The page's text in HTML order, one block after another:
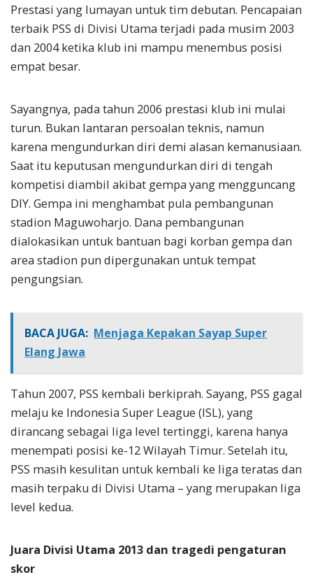
Prestasi yang lumayan untuk tim debutan. Pencapaian
terbaik PSS di Divisi Utama terjadi pada musim 2003
dan 2004 ketika klub ini mampu menembus posisi
empat besar.
Sayangnya, pada tahun 2006 prestasi klub ini mulai
turun. Bukan lantaran persoalan teknis, namun
karena mengundurkan diri demi alasan kemanusiaan.
Saat itu keputusan mengundurkan diri di tengah
kompetisi diambil akibat gempa yang mengguncang
DIY. Gempa ini menghambat pula pembangunan
stadion Maguwoharjo. Dana pembangunan
dialokasikan untuk bantuan bagi korban gempa dan
area stadion pun dipergunakan untuk tempat
pengungsian.
BACA JUGA: Menjaga Kepakan Sayap Super
Elang Jawa
Tahun 2007, PSS kembali berkiprah. Sayang, PSS gagal
melaju ke Indonesia Super League (ISL), yang
dirancang sebagai liga level tertinggi, karena hanya
menempati posisi ke-12 Wilayah Timur. Setelah itu,
PSS masih kesulitan untuk kembali ke liga teratas dan
masih terpaku di Divisi Utama – yang merupakan liga
level kedua.
Juara Divisi Utama 2013 dan tragedi pengaturan
skor